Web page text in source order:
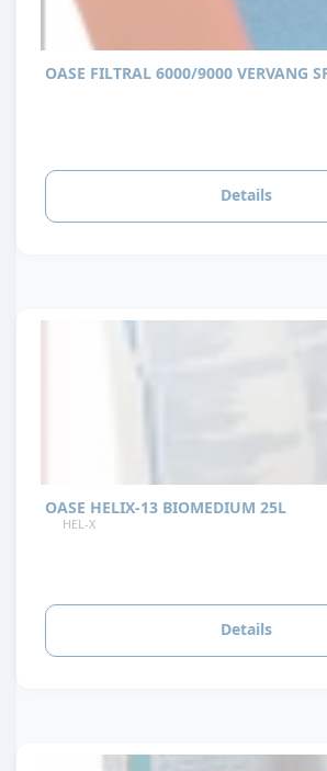
OASE FILTRAL 6000/9000 VERVANG
Details
OASE HELIX-13 BIOMEDIUM 25L
HEL-X
Details